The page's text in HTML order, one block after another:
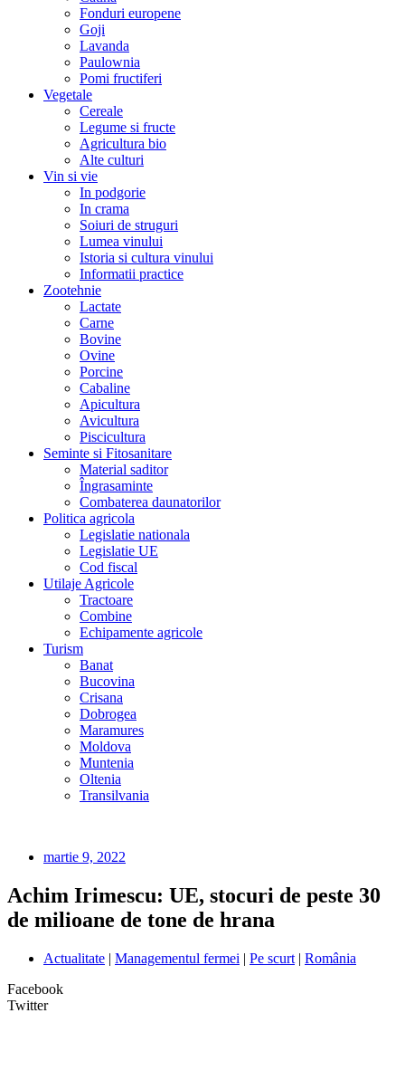
Fonduri europene
Goji
Lavanda
Paulownia
Pomi fructiferi
Vegetale
Cereale
Legume si fructe
Agricultura bio
Alte culturi
Vin si vie
In podgorie
In crama
Soiuri de struguri
Lumea vinului
Istoria si cultura vinului
Informatii practice
Zootehnie
Lactate
Carne
Bovine
Ovine
Porcine
Cabaline
Apicultura
Avicultura
Piscicultura
Seminte si Fitosanitare
Material saditor
Îngrasaminte
Combaterea daunatorilor
Politica agricola
Legislatie nationala
Legislatie UE
Cod fiscal
Utilaje Agricole
Tractoare
Combine
Echipamente agricole
Turism
Banat
Bucovina
Crisana
Dobrogea
Maramures
Moldova
Muntenia
Oltenia
Transilvania
martie 9, 2022
Achim Irimescu: UE, stocuri de peste 30
de milioane de tone de hrana
Actualitate | Managementul fermei | Pe scurt | România
Facebook
Twitter